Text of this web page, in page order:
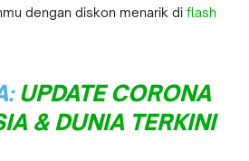
dengan diskon menarik di flash
UPDATE CORONA
& DUNIA TERKINI